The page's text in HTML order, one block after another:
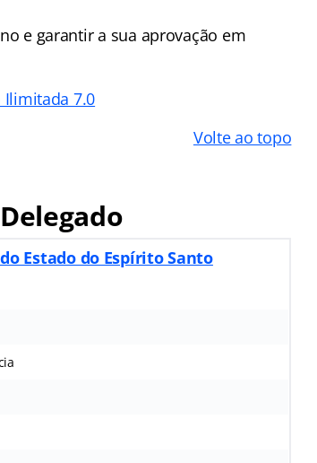
e garantir a sua aprovação em
Ilimitada 7.0
Volte ao topo
Estado do Espírito Santo